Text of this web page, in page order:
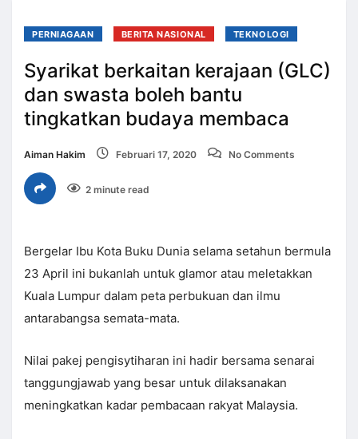
PERNIAGAAN BERITA NASIONAL TEKNOLOGI
Syarikat berkaitan kerajaan (GLC)
dan swasta boleh bantu
tingkatkan budaya membaca
Aiman Hakim Februari 17, 2020 No Comments
2 minute read
Bergelar Ibu Kota Buku Dunia selama setahun bermula
23 April ini bukanlah untuk glamor atau meletakkan
Kuala Lumpur dalam peta perbukuan dan ilmu
antarabangsa semata-mata.
Nilai pakej pengisytiharan ini hadir bersama senarai
tanggungjawab yang besar untuk dilaksanakan
meningkatkan kadar pembacaan rakyat Malaysia.